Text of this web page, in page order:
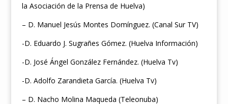
la Asociación de la Prensa de Huelva)
– D. Manuel Jesús Montes Domínguez. (Canal Sur TV)
-D. Eduardo J. Sugrañes Gómez. (Huelva Información)
-D. José Ángel González Fernández. (Huelva Tv)
-D. Adolfo Zarandieta García. (Huelva Tv)
– D. Nacho Molina Maqueda (Teleonuba)